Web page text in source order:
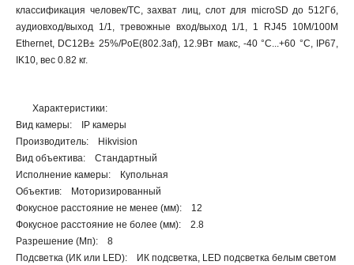
классификация человек/ТС, захват лиц, слот для microSD до 512Гб,
аудиовход/выход 1/1, тревожные вход/выход 1/1, 1 RJ45 10M/100M
Ethernet, DC12В± 25%/PoE(802.3af), 12.9Вт макс, -40 °C...+60 °C, IP67,
IK10, вес 0.82 кг.
Характеристики:
Вид камеры: IP камеры
Производитель: Hikvision
Вид объектива: Стандартный
Исполнение камеры: Купольная
Объектив: Моторизированный
Фокусное расстояние не менее (мм): 12
Фокусное расстояние не более (мм): 2.8
Разрешение (Мп): 8
Подсветка (ИК или LED): ИК подсветка, LED подсветка белым светом